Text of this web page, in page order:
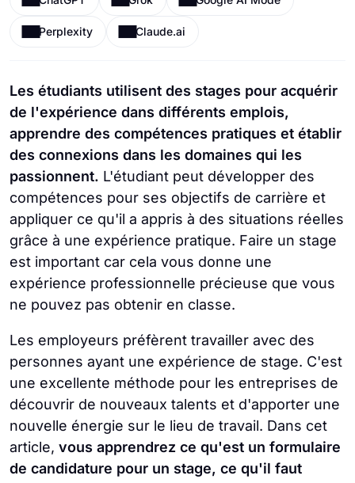
Perplexity Claude.ai
Les étudiants utilisent des stages pour acquérir
de l'expérience dans différents emplois,
apprendre des compétences pratiques et établir
des connexions dans les domaines qui les
passionnent. L'étudiant peut développer des
compétences pour ses objectifs de carrière et
appliquer ce qu'il a appris à des situations réelles
grâce à une expérience pratique. Faire un stage
est important car cela vous donne une
expérience professionnelle précieuse que vous
ne pouvez pas obtenir en classe.
Les employeurs préfèrent travailler avec des
personnes ayant une expérience de stage. C'est
une excellente méthode pour les entreprises de
découvrir de nouveaux talents et d'apporter une
nouvelle énergie sur le lieu de travail. Dans cet
article, vous apprendrez ce qu'est un formulaire
de candidature pour un stage, ce qu'il faut